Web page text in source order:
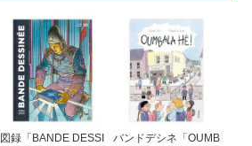
図録「BANDE DESSI
バンドデシネ「OUMB